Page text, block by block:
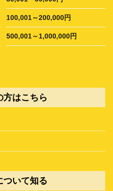
100,001～200,000円
500,001～1,000,000円
方はこちら
ついて知る